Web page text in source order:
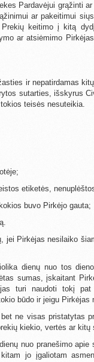
Pardavėjui grąžinti
ar pakeitimui
keitimo į kitą
ar atsiėmimo
ir nepatirdamas
sutarties, išskyrus
teisės nesuteikia.
etiketės,
buvo Pirkėjo gauta;
jei Pirkėjas nesilaiko
dienų nuo tos
sumas, įskaitant
turi naudoti tokį
būdo ir jeigu Pirkėjas
ne visas pristatytas
kiekio, vertės ar kitų
nuo pranešimo
jo įgaliotam